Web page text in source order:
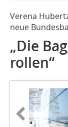
Verena
neue
„Die
rollen“